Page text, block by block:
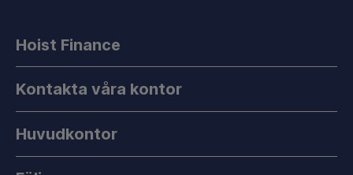
Hoist Finance
Kontakta våra kontor
Huvudkontor